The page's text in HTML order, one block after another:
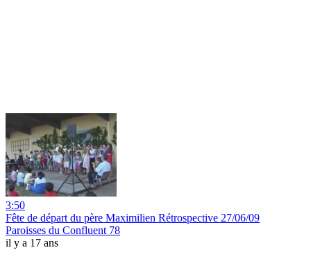
3:50
Fête de départ du père Maximilien Rétrospective 27/06/09
Paroisses du Confluent 78
il y a 17 ans